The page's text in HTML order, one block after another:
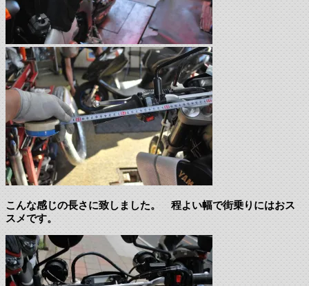
こんな感じの長さに致しました。 程よい幅で街乗りにはおス
スメです。